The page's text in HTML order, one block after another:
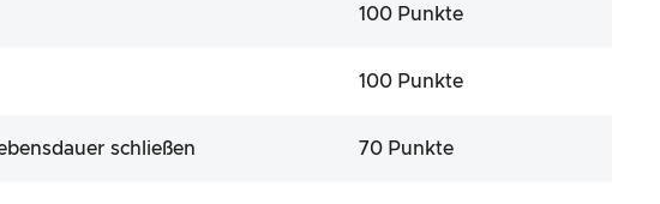
100 Punkte
100 Punkte
schließen 70 Punkte